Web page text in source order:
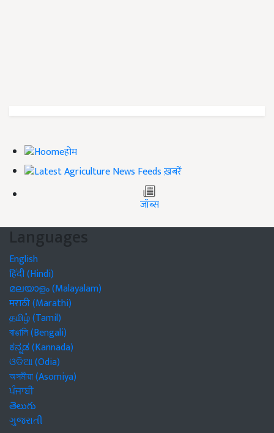
होम
ख़बरें
जॉब्स
Languages
English
हिंदी (Hindi)
മലയാളം (Malayalam)
मराठी (Marathi)
தமிழ் (Tamil)
বাঙালি (Bengali)
ಕನ್ನಡ (Kannada)
ଓଡିଆ (Odia)
অসমীয়া (Asomiya)
ਪੰਜਾਬੀ
తెలుగు
ગુજરાતી